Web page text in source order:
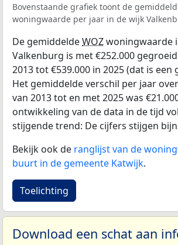
Bovenstaande grafiek toont de
woningwaarde per jaar in de wijk
De gemiddeldeWOZwoningwaarde
Valkenburg is met €252.000
2013 tot €539.000 in 2025 (dat is een
Het gemiddelde verschil per jaar
van 2013 tot en met 2025 was
ontwikkeling van de data in de tijd
stijgende trend: De cijfers stijgen
Bekijk ook de ranglijst van de
buurt in de gemeente Katwijk.
Toelichting
Download een schat aan